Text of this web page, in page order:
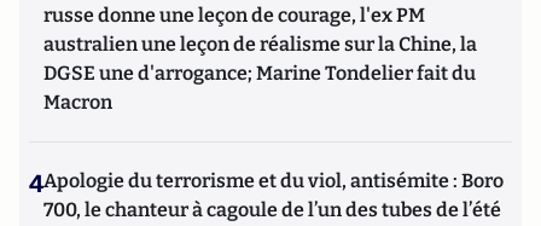
russe donne une leçon de courage, l'ex PM
australien une leçon de réalisme sur la Chine, la
DGSE une d'arrogance; Marine Tondelier fait du
Macron
4Apologie du terrorisme et du viol, antisémite : Boro
700, le chanteur à cagoule de l’un des tubes de l’été